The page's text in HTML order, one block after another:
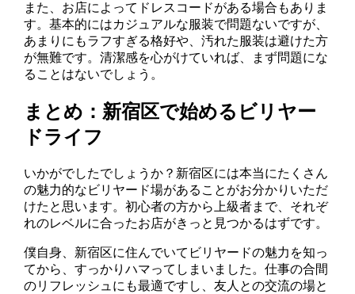
また、お店によってドレスコードがある場合もありま
す。基本的にはカジュアルな服装で問題ないですが、
あまりにもラフすぎる格好や、汚れた服装は避けた方
が無難です。清潔感を心がけていれば、まず問題にな
ることはないでしょう。
まとめ：新宿区で始めるビリヤー
ドライフ
いかがでしたでしょうか？新宿区には本当にたくさん
の魅力的なビリヤード場があることがお分かりいただ
けたと思います。初心者の方から上級者まで、それぞ
れのレベルに合ったお店がきっと見つかるはずです。
僕自身、新宿区に住んでいてビリヤードの魅力を知っ
てから、すっかりハマってしまいました。仕事の合間
のリフレッシュにも最適ですし、友人との交流の場と